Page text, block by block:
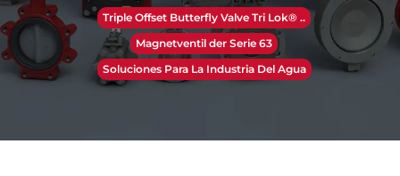
Triple Offset Butterfly Valve Tri Lok® ..
Magnetventil der Serie 63
Soluciones Para La Industria Del Agua